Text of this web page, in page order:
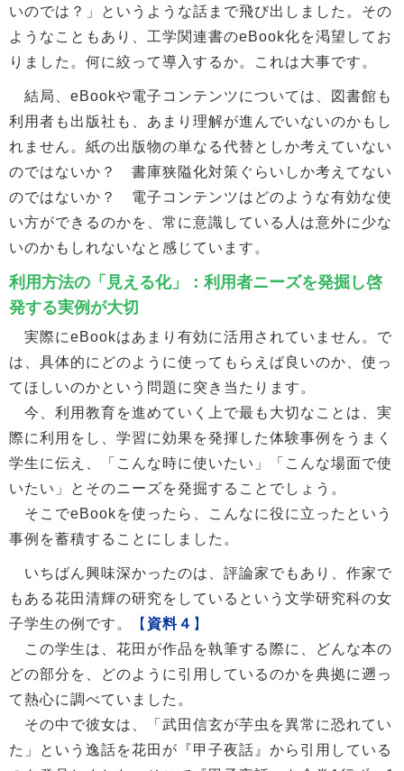
いのでは？」というような話まで飛び出しました。その
ようなこともあり、工学関連書のeBook化を渇望してお
りました。何に絞って導入するか。これは大事です。
結局、eBookや電子コンテンツについては、図書館も
利用者も出版社も、あまり理解が進んでいないのかもし
れません。紙の出版物の単なる代替としか考えていない
のではないか？ 書庫狭隘化対策ぐらいしか考えてない
のではないか？ 電子コンテンツはどのような有効な使
い方ができるのかを、常に意識している人は意外に少な
いのかもしれないなと感じています。
利用方法の「見える化」：利用者ニーズを発掘し啓
発する実例が大切
実際にeBookはあまり有効に活用されていません。で
は、具体的にどのように使ってもらえば良いのか、使っ
てほしいのかという問題に突き当たります。
今、利用教育を進めていく上で最も大切なことは、実
際に利用をし、学習に効果を発揮した体験事例をうまく
学生に伝え、「こんな時に使いたい」「こんな場面で使
いたい」とそのニーズを発掘することでしょう。
そこでeBookを使ったら、こんなに役に立ったという
事例を蓄積することにしました。
いちばん興味深かったのは、評論家でもあり、作家で
もある花田清輝の研究をしているという文学研究科の女
子学生の例です。
【 資料４ 】
この学生は、花田が作品を執筆する際に、どんな本の
どの部分を、どのように引用しているのかを典拠に遡っ
て熱心に調べていました。
その中で彼女は、「武田信玄が芋虫を異常に恐れてい
た」という逸話を花田が『甲子夜話』から引用している